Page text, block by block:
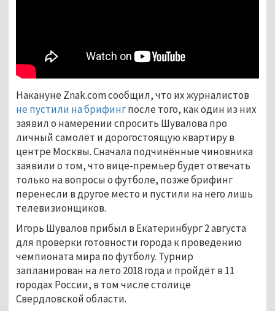
Накануне Znak.com сообщил, что их журналистов
не пустили на брифингпосле того, как один из них
заявил о намерении спросить Шувалова про
личный самолёт и дорогостоящую квартиру в
центре Москвы. Сначала подчинённые чиновника
заявили о том, что вице-премьер будет отвечать
только на вопросы о футболе, позже брифинг
перенесли в другое место и пустили на него лишь
телевизионщиков.
Игорь Шувалов прибыл в Екатеринбург 2 августа
для проверки готовности города к проведению
чемпионата мира по футболу. Турнир
запланирован на лето 2018 года и пройдёт в 11
городах России, в том числе столице
Свердловской области.